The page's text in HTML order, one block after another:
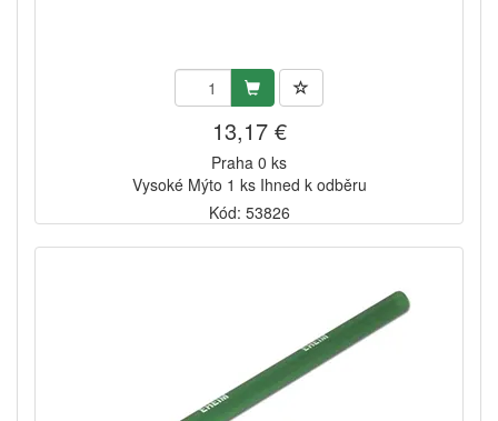
13,17 €
Praha 0 ks
Vysoké Mýto 1 ks Ihned k odběru
Kód: 53826